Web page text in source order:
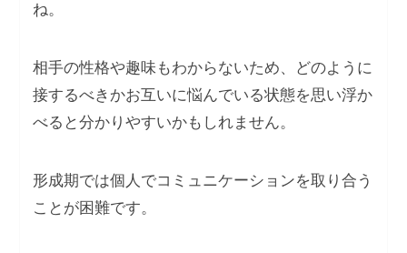
ね。
相手の性格や趣味もわからないため、どのように
接するべきかお互いに悩んでいる状態を思い浮か
べると分かりやすいかもしれません。
形成期では個人でコミュニケーションを取り合う
ことが困難です。